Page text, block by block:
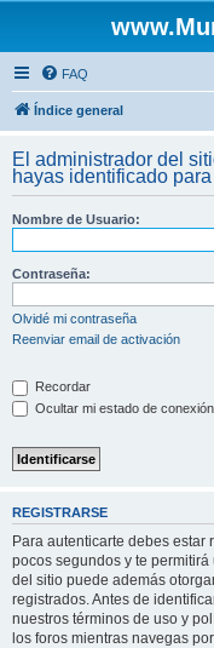
FAQ
Índice general
El administrador del
hayas identificado
Nombre de Usuario:
Contraseña:
Olvidé mi contraseña
Reenviar email de activación
Recordar
Ocultar mi estado de
REGISTRARSE
Para autenticarte debes estar
pocos segundos y te
del sitio puede además
registrados. Antes de
nuestros términos de uso y
los foros mientras navegas